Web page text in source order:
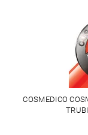
COSMEDICO